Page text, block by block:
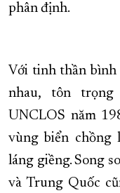
phân định.
Với tinh thần bình
nhau, tôn
UNCLOS năm
vùng biển chồng
láng giềng. Song
và Trung Quốc